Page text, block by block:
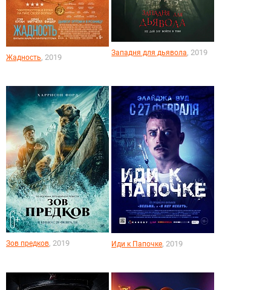
Жадность, 2019 Западня для дьявола, 2019
Зов предков, 2019 Иди к Папочке, 2019